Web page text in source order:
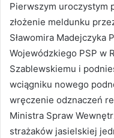
Pierwszym uroczystym
złożenie meldunku
Sławomira Madejczyka
Wojewódzkiego PSP w
Szablewskiemu i
wciągniku nowego
wręczenie odznaczeń
Ministra Spraw
strażaków jasielskiej